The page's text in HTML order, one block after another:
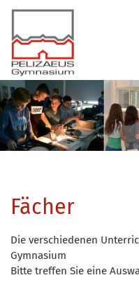
Fächer
Die verschiedenen
Gymnasium
Bitte treffen Sie eine